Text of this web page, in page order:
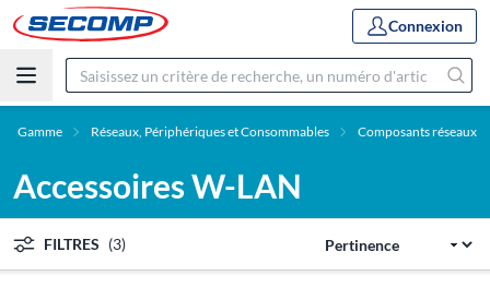
Connexion
Gamme Réseaux, Périphériques et Consommables Composants réseaux
Accessoires W-LAN
FILTRES (3)